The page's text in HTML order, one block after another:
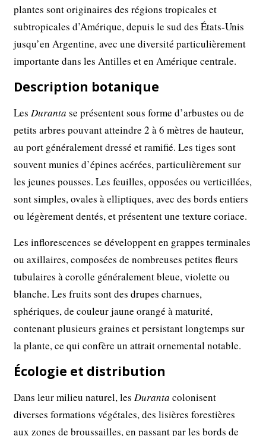
plantes sont originaires des régions tropicales et
subtropicales d’Amérique, depuis le sud des États-Unis
jusqu’en Argentine, avec une diversité particulièrement
importante dans les Antilles et en Amérique centrale.
Description botanique
LesDuranta se présentent sous forme d’arbustes ou de
petits arbres pouvant atteindre 2 à 6 mètres de hauteur,
au port généralement dressé et ramifié. Les tiges sont
souvent munies d’épines acérées, particulièrement sur
les jeunes pousses. Les feuilles, opposées ou verticillées,
sont simples, ovales à elliptiques, avec des bords entiers
ou légèrement dentés, et présentent une texture coriace.
Les inflorescences se développent en grappes terminales
ou axillaires, composées de nombreuses petites fleurs
tubulaires à corolle généralement bleue, violette ou
blanche. Les fruits sont des drupes charnues,
sphériques, de couleur jaune orangé à maturité,
contenant plusieurs graines et persistant longtemps sur
la plante, ce qui confère un attrait ornemental notable.
Écologie et distribution
Dans leur milieu naturel, lesDuranta colonisent
diverses formations végétales, des lisières forestières
aux zones de broussailles, en passant par les bords de